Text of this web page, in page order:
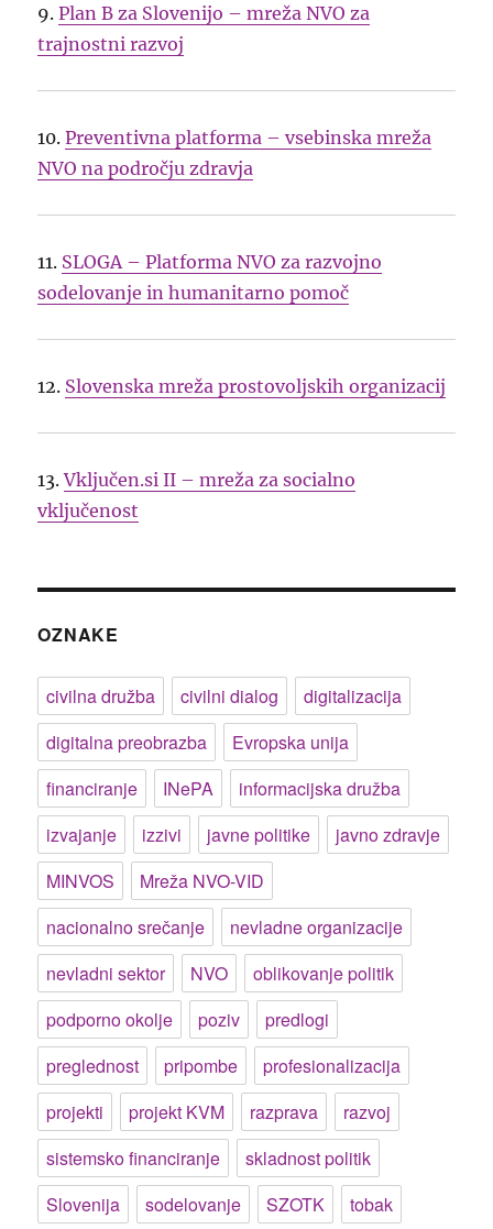
9.Plan B za Slovenijo – mreža NVO za
trajnostni razvoj
10.Preventivna platforma – vsebinska mreža
NVO na področju zdravja
11. SLOGA – Platforma NVO za razvojno
sodelovanje in humanitarno pomoč
12. Slovenska mreža prostovoljskih organizacij
13.Vključen.si II – mreža za socialno
vključenost
OZNAKE
civilna družba civilni dialog
digitalizacija
digitalna preobrazba
Evropska unija
financiranje
INePA
informacijska družba
izvajanje
izzivi javne politike
javno zdravje
MINVOS
Mreža NVO-VID
nacionalno srečanje
nevladne organizacije
nevladni sektor
NVO
oblikovanje politik
podporno okolje
poziv
predlogi
preglednost
pripombe
profesionalizacija
projekti
projekt KVM razprava
razvoj
sistemsko financiranje
skladnost politik
Slovenija
sodelovanje SZOTK
tobak